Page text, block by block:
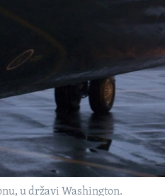
u državi Washington.